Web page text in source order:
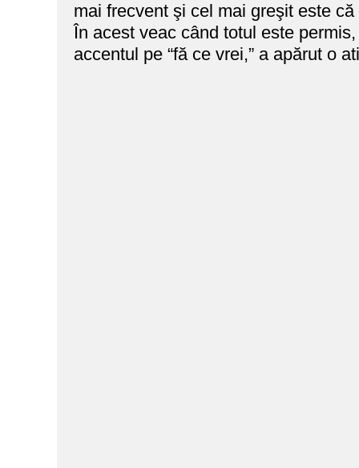
mai frecvent şi cel mai greşit este
În acest veac când totul este
accentul pe “fă ce vrei,” a apărut o